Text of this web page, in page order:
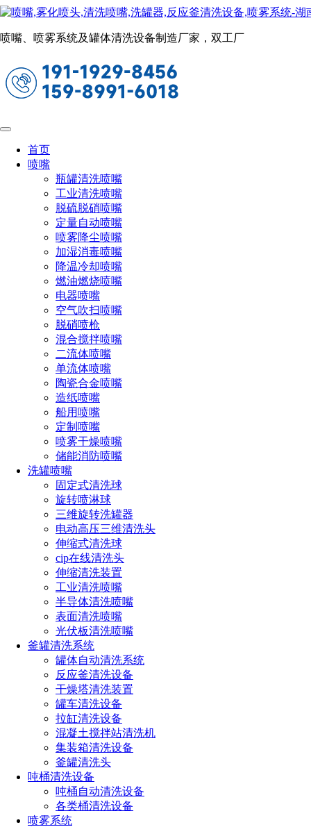
喷嘴、喷雾系统及罐体清洗设备制造厂家，双工厂
首页
喷嘴
瓶罐清洗喷嘴
工业清洗喷嘴
脱硫脱硝喷嘴
定量自动喷嘴
喷雾降尘喷嘴
加湿消毒喷嘴
降温冷却喷嘴
燃油燃烧喷嘴
电器喷嘴
空气吹扫喷嘴
脱硝喷枪
混合搅拌喷嘴
二流体喷嘴
单流体喷嘴
陶瓷合金喷嘴
造纸喷嘴
船用喷嘴
定制喷嘴
喷雾干燥喷嘴
储能消防喷嘴
洗罐喷嘴
固定式清洗球
旋转喷淋球
三维旋转洗罐器
电动高压三维清洗头
伸缩式清洗球
cip在线清洗头
伸缩清洗装置
工业清洗喷嘴
半导体清洗喷嘴
表面清洗喷嘴
光伏板清洗喷嘴
釜罐清洗系统
罐体自动清洗系统
反应釜清洗设备
干燥塔清洗装置
罐车清洗设备
拉缸清洗设备
混凝土搅拌站清洗机
集装箱清洗设备
釜罐清洗头
吨桶清洗设备
吨桶自动清洗设备
各类桶清洗设备
喷雾系统
罐体自动清洗系统
清洗周期：10分钟左右/箱
广泛应用于码头、铁路、公路等集装箱集
散地，用于清洗各种类型的集装箱/周转
箱，如干货箱、罐装集装箱、冷藏集装箱
等油污、锈蚀、灰尘等污垢的清洗。
集装箱自动清洗设备
集装箱是用于储存、运输货物的标准化大型箱体，广泛应用于
海运、陆运、空运等多种运输方式。
箱、食品级散装运输集装箱等，在使用过程中需要定期清洗。
长原高压清洗设备是集装箱专用清洗设备，灵活配置，根据具
体的清洗工况个性化定制。
集装箱清洗系统配备多喷嘴三维旋转清洗装置，能够在水平和
垂直平面上实现360°全方位无死角清洗，确保集装箱内壁每个
角落都能被清洁干净。